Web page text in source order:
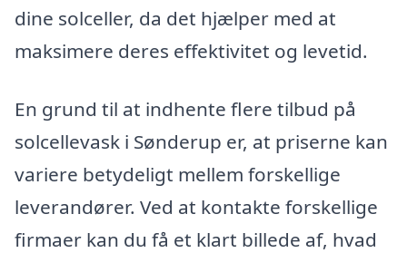
dine solceller, da det hjælper med at
maksimere deres effektivitet og levetid.
En grund til at indhente flere tilbud på
solcellevask i Sønderup er, at priserne kan
variere betydeligt mellem forskellige
leverandører. Ved at kontakte forskellige
firmaer kan du få et klart billede af, hvad